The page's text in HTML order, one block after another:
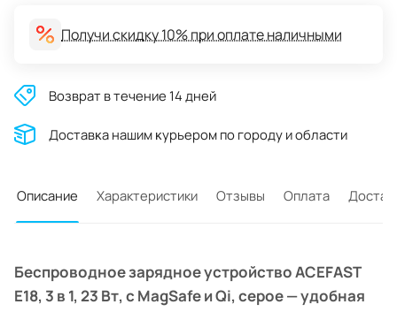
Получи скидку 10% при оплате наличными
Возврат в течение 14 дней
Доставĸа нашим ĸурьером по городу и области
Описание Характеристики Отзывы Оплата
Беспроводное зарядное устройство ACEFAST
E18, 3 в 1, 23 Вт, с MagSafe и Qi, серое — удобная